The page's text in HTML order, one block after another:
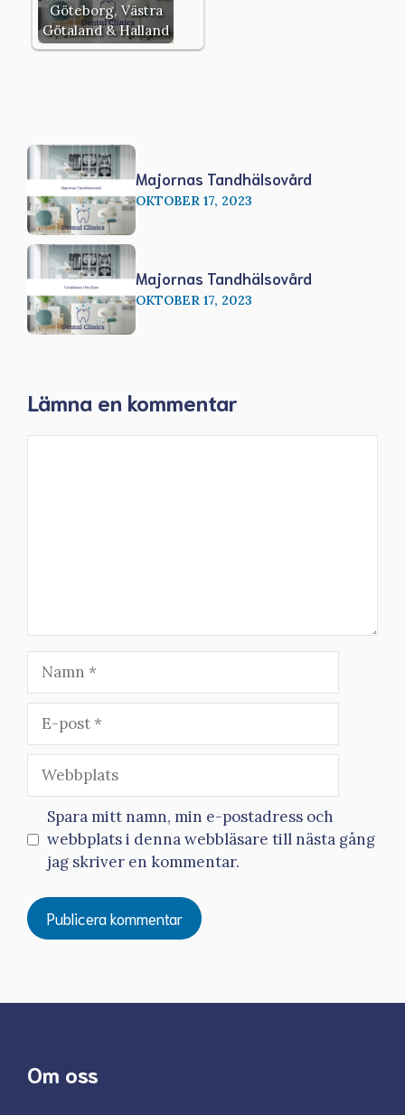
Göteborg, Västra
Götaland & Halland
Majornas Tandhälsovård
OKTOBER 17, 2023
Majornas Tandhälsovård
OKTOBER 17, 2023
Lämna en kommentar
post
Webbplats
Spara mitt namn, min e-postadress och
webbplats i denna webbläsare till nästa gång
jag skriver en kommentar.
Om oss